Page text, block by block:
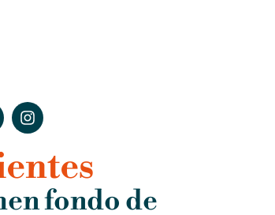
fondo de